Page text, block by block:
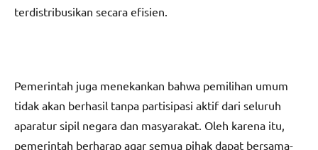
terdistribusikan secara efisien.
Pemerintah juga menekankan bahwa pemilihan umum
tidak akan berhasil tanpa partisipasi aktif dari seluruh
aparatur sipil negara dan masyarakat. Oleh karena itu,
pemerintah berharap agar semua pihak dapat bersama-